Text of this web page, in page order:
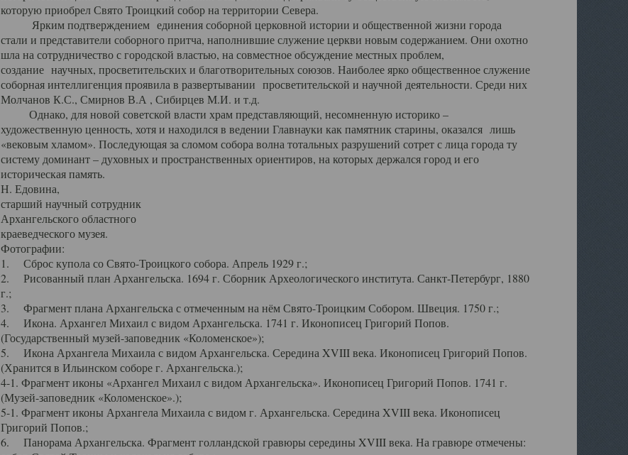
которую приобрел Свято Троицкий собор на территории Севера.
Ярким подтверждением единения соборной церковной истории и общественной жизни города
стали и представители соборного притча, наполнившие служение церкви новым содержанием. Они охотно
шла на сотрудничество с городской властью, на совместное обсуждение местных проблем,
создание научных, просветительских и благотворительных союзов. Наиболее ярко общественное служение
соборная интеллигенция проявила в развертывании просветительской и научной деятельности. Среди них
Молчанов К.С., Смирнов В.А , Сибирцев М.И. и т.д.
Однако, для новой советской власти храм представляющий, несомненную историко –
художественную ценность, хотя и находился в ведении Главнауки как памятник старины, оказался лишь
«вековым хламом». Последующая за сломом собора волна тотальных разрушений сотрет с лица города ту
систему доминант – духовных и пространственных ориентиров, на которых держался город и его
историческая память.
Н. Едовина,
старший научный сотрудник
Архангельского областного
краеведческого музея.
Фотографии:
1. Сброс купола со Свято-Троицкого собора. Апрель 1929 г.;
2. Рисованный план Архангельска. 1694 г. Сборник Археологического института. Санкт-Петербург, 1880
г.;
3. Фрагмент плана Архангельска с отмеченным на нём Свято-Троицким Собором. Швеция. 1750 г.;
4. Икона. Архангел Михаил с видом Архангельска. 1741 г. Иконописец Григорий Попов.
(Государственный музей-заповедник «Коломенское»);
5. Икона Архангела Михаила с видом Архангельска. Середина XVIII века. Иконописец Григорий Попов.
(Хранится в Ильинском соборе г. Архангельска.);
4-1. Фрагмент иконы «Архангел Михаил с видом Архангельска». Иконописец Григорий Попов. 1741 г.
(Музей-заповедник «Коломенское».);
5-1. Фрагмент иконы Архангела Михаила с видом г. Архангельска. Середина XVIII века. Иконописец
Григорий Попов.;
6. Панорама Архангельска. Фрагмент голландской гравюры середины XVIII века. На гравюре отмечены: